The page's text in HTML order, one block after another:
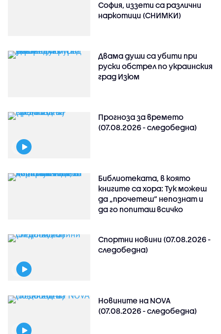
София, иззети са различни
наркотици (СНИМКИ)
Двама души са убити при
руски обстрeл по украинския
град Изюм
Прогноза за времето
(07.08.2026 - следобедна)
Библиотеката, в която
книгите са хора: Тук можеш
да „прочетеш“ непознат и
да го попиташ всичко
Спортни новини (07.08.2026 -
следобедна)
Новините на NOVA
(07.08.2026 - следобедна)